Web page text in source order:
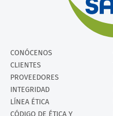
CONÓCENOS
CLIENTES
PROVEEDORES
INTEGRIDAD
LÍNEA ÉTICA
CÓDIGO DE ÉTICA Y